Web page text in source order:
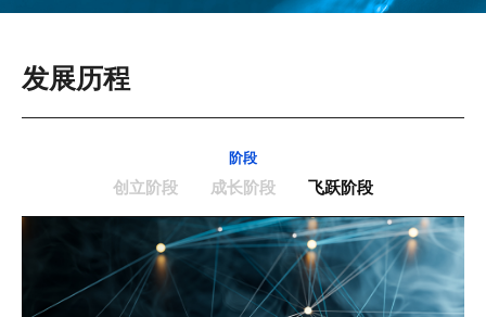
发展历程
阶段
创立阶段 成长阶段 飞跃阶段